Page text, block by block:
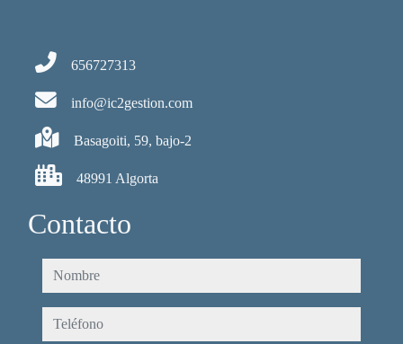
656727313
info@ic2gestion.com
Basagoiti, 59, bajo-2
48991 Algorta
Contacto
nombre
teléfono